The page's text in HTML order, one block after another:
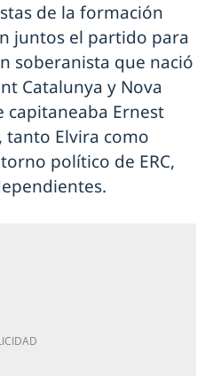
de la formación
juntos el partido para
soberanista que nació
Catalunya y Nova
capitaneaba Ernest
tanto Elvira como
político de ERC,